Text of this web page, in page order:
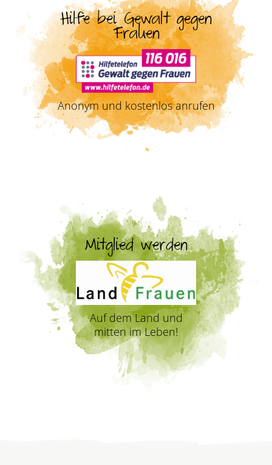
Hilfe bei Gewalt gegen
Frauen
Anonym und kostenlos anrufen
Mitglied werden
Auf dem Land und
mitten im Leben!